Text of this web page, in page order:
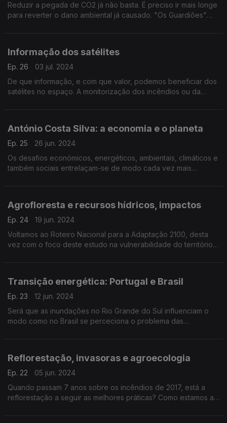
Reduzir a pegada de CO2 já não basta. É preciso ir mais longe
para reverter o dano ambiental já causado. "Os Guardiões"
Informação dos satélites
Ep. 26
03 jul. 2024
De que informação, e com que valor, podemos beneficiar dos
satélites no espaço. A monitorização dos incêndios ou da
António Costa Silva: a economia e o planeta
Ep. 25
26 jun. 2024
Os desafios económicos, energéticos, ambientais, climáticos e
também sociais entrelaçam-se de modo cada vez mais
Agrofloresta e recursos hídricos, impactos
Ep. 24
19 jun. 2024
Voltamos ao Roteiro Nacional para a Adaptação 2100, desta
vez com o foco deste estudo na vulnerabilidade do território
Transição energética: Portugal e Brasil
Ep. 23
12 jun. 2024
Será que as inundações no Rio Grande do Sul influenciam o
modo como no Brasil se perceciona o problema das
Reflorestação, invasoras e agroecologia
Ep. 22
05 jun. 2024
Quando passam 7 anos sobre os incêndios de 2017, está a
reflorestação a seguir as melhores práticas? Como estamos a